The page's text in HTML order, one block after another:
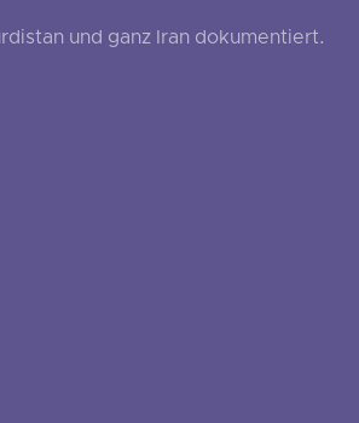
und ganz Iran dokumentiert.